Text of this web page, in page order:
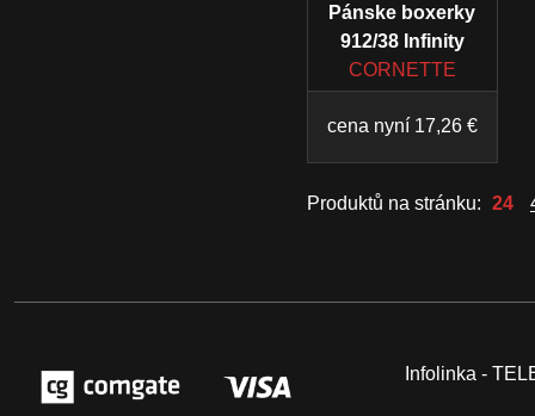
Pánske boxerky
912/38 Infinity
CORNETTE
cena nyní 17,26 €
Produktů na stránku: 24
Infolinka -